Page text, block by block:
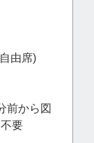
(自由席)
前から図
要